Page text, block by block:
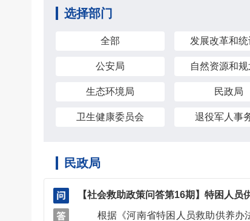
选择部门
全部 发展改革和统
公安局 自然资源和规
生态环境局 民政局
卫生健康委员会 退役军人事
民政局
【社会救助政策问答第16期】特困人员
根据《河南省特困人员救助供养办